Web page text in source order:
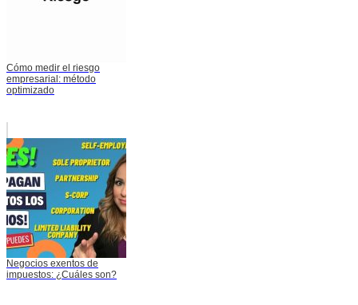
Cómo medir el riesgo
empresarial: método
optimizado
Negocios exentos de
impuestos: ¿Cuáles son?